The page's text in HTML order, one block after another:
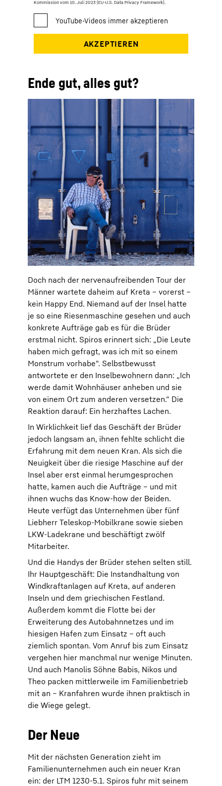
Kommission vom 10. Juli 2023 (EU-U.S. Data Privacy Framework).
Ende gut, alles gut?
Doch nach der nervenaufreibenden Tour der
Männer wartete daheim auf Kreta – vorerst –
kein Happy End. Niemand auf der Insel hatte
je so eine Riesenmaschine gesehen und auch
konkrete Aufträge gab es für die Brüder
erstmal nicht. Spiros erinnert sich: „Die Leute
haben mich gefragt, was ich mit so einem
Monstrum vorhabe“. Selbstbewusst
antwortete er den Inselbewohnern dann: „Ich
werde damit Wohnhäuser anheben und sie
von einem Ort zum anderen versetzen.“ Die
Reaktion darauf: Ein herzhaftes Lachen.
In Wirklichkeit lief das Geschäft der Brüder
jedoch langsam an, ihnen fehlte schlicht die
Erfahrung mit dem neuen Kran. Als sich die
Neuigkeit über die riesige Maschine auf der
Insel aber erst einmal herumgesprochen
hatte, kamen auch die Aufträge – und mit
ihnen wuchs das Know-how der Beiden.
Heute verfügt das Unternehmen über fünf
Liebherr Teleskop-Mobilkrane sowie sieben
LKW-Ladekrane und beschäftigt zwölf
Mitarbeiter.
Und die Handys der Brüder stehen selten still.
Ihr Hauptgeschäft: Die Instandhaltung von
Windkraftanlagen auf Kreta, auf anderen
Inseln und dem griechischen Festland.
Außerdem kommt die Flotte bei der
Erweiterung des Autobahnnetzes und im
hiesigen Hafen zum Einsatz – oft auch
ziemlich spontan. Vom Anruf bis zum Einsatz
vergehen hier manchmal nur wenige Minuten.
Und auch Manolis Söhne Babis, Nikos und
Theo packen mittlerweile im Familienbetrieb
mit an – Kranfahren wurde ihnen praktisch in
die Wiege gelegt.
Der Neue
Mit der nächsten Generation zieht im
Familienunternehmen auch ein neuer Kran
ein: der LTM 1230-5.1. Spiros fuhr mit seinem